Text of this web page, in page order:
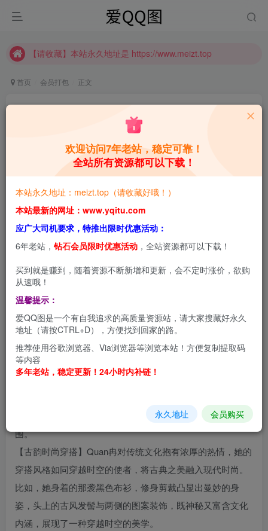
【请收藏】本站永久地址是 https://www.meizt.top
【请收藏】本站永久地址是 https://www.meizt.top
首页 会员打包 正文
1个月前更新
0 3.4W+
本站预览图进行了压缩和水印，原图无压缩，无本站水
2026-6-29，新增1套，共40套
Quan冉“微饿之态”，在Coser界享有盛名，她的作品风格多
元，角色塑造各具特色。以下是她部分代表作品的精彩呈现
及独特魅力：
【花火幻境Cosplay】在Quan冉的演绎下，花火角色焕发出
璀璨的光彩。其造型精心打造，和服上的金色缎带、细致的
刺绣以及巧夺天工的蝴蝶结，无不彰显着华贵与雅致的完美
文化底蕴交相辉映，营造出一种既有古韵又有梦幻色彩的氛
围。
【古韵时尚穿搭】Quan冉对传统文化抱有浓厚的热情，她的
穿搭风格如同穿越时空的使者，将古典之美融入现代时尚。
比如，她身着的那袭黑色布衫，修身剪裁凸显出曼妙的身
姿，头上的古风发髻与两侧的图案装饰，既神秘又富含文化
内涵，展现了一种穿越时空的美学。
欢迎访问7年老站，稳定可靠！
全站所有资源都可以下载！
本站永久地址：meizt.top（请收藏好哦！）
本站最新的网址：www.yqitu.com
应广大司机要求，特推出限时优惠活动：
6年老站， 钻石会员限时优惠活动 ，全站资源都可以下载！
买到就是赚到，随着资源不断新增和更新，会不定时涨价，欲购
从速哦！
温馨提示：
爱QQ图是一个有自我追求的高质量资源站，请大家搜藏好永久
地址（请按CTRL+D），方便找到回家的路。
推荐使用谷歌浏览器、Via浏览器等浏览本站！方便复制提取码
等内容
多年老站，稳定更新！24小时内补链！
永久地址 会员购买